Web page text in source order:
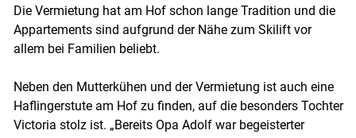
Die Vermietung hat am Hof schon lange Tradition und die
Appartements sind aufgrund der Nähe zum Skilift vor
allem bei Familien beliebt.
Neben den Mutterkühen und der Vermietung ist auch eine
Haflingerstute am Hof zu finden, auf die besonders Tochter
Victoria stolz ist. „Bereits Opa Adolf war begeisterter